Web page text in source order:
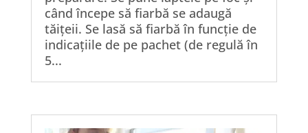
când începe să fiarbă se adaugă
tăițeii. Se lasă să fiarbă în funcție de
indicațiile de pe pachet (de regulă în
5...